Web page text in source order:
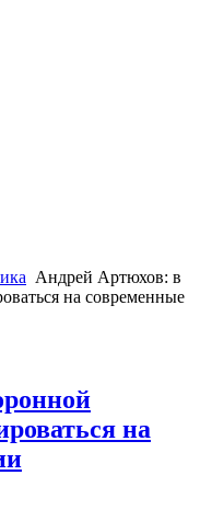
Андрей Артюхов: в
на современные
на